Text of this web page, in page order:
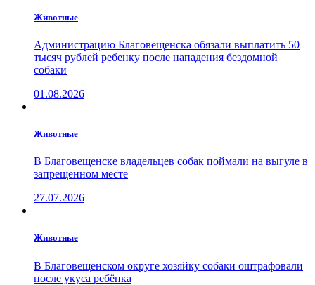
Животные
Администрацию Благовещенска обязали выплатить 50
тысяч рублей ребенку после нападения бездомной
собаки
01.08.2026
Животные
В Благовещенске владельцев собак поймали на выгуле в
запрещенном месте
27.07.2026
Животные
В Благовещенском округе хозяйку собаки оштрафовали
после укуса ребёнка